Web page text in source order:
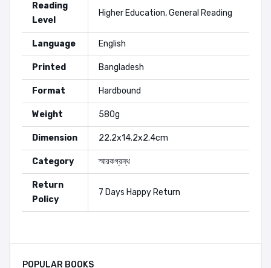
Reading
Level
Higher Education, General Reading
Language English
Printed Bangladesh
Format Hardbound
Weight 580g
Dimension 22.2x14.2x2.4cm
Category স্মারকগ্রন্থ
Return
Policy
7 Days Happy Return
POPULAR BOOKS